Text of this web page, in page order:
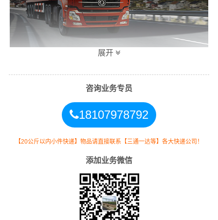
1、所涉及的危险品运输种类：含2类、3类、4类、6类、8
类、9类危险品；
2、拥有合作危险品运输吨车车型：3吨、5吨、8吨、10吨
3、拥有合作危险品运输拖车车型：20尺短拖、40尺长
拖、骨架挂车、平板挂车等集装箱拖车车型；
4、我司提供以上种类危险品的散货和集装箱运输。
展开
咨询业务专员
18107978792
【20公斤以内小件快递】物品请直接联系【三通一达等】各大快递公司！
添加业务微信